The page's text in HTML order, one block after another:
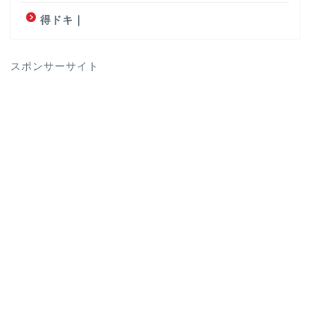
得ドキ｜
スポンサーサイト